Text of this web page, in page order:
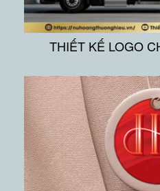
THIẾT KẾ LOGO